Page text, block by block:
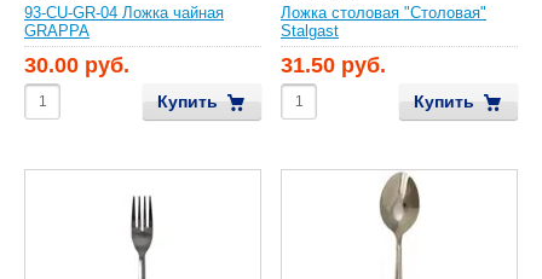
93-CU-GR-04 Ложка чайная
GRAPPA
30.00 руб.
Купить
Ложка столовая "Столовая"
Stalgast
31.50 руб.
Купить